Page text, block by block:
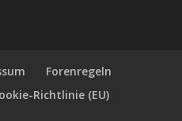
Forenregeln
Richtlinie (EU)